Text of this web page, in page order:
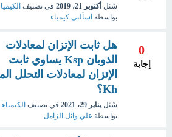
سُئل أكتوبر 21، 2019 في تصنيف
بواسطة اسألني كيمياء
0
إجابة
هل ثابت الإتزان لمعادلات
الذوبان Ksp يساوي ثابت
الإتزان لمعادلات التحلل
Kh؟
سُئل يناير 29، 2021 في تصنيف
بواسطة علي وائل الزامل